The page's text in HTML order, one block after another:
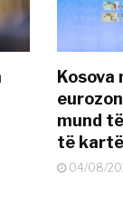
Kosova
mund
të
04/08/